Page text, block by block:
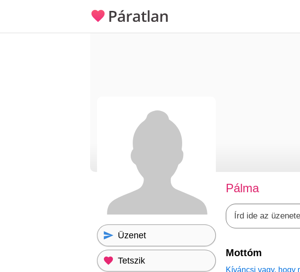
Pálma
Mottóm
Kíváncsi vagy, hogy
Üzenet
Tetszik